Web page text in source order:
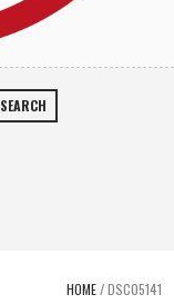
SEARCH
HOME/DSC05141